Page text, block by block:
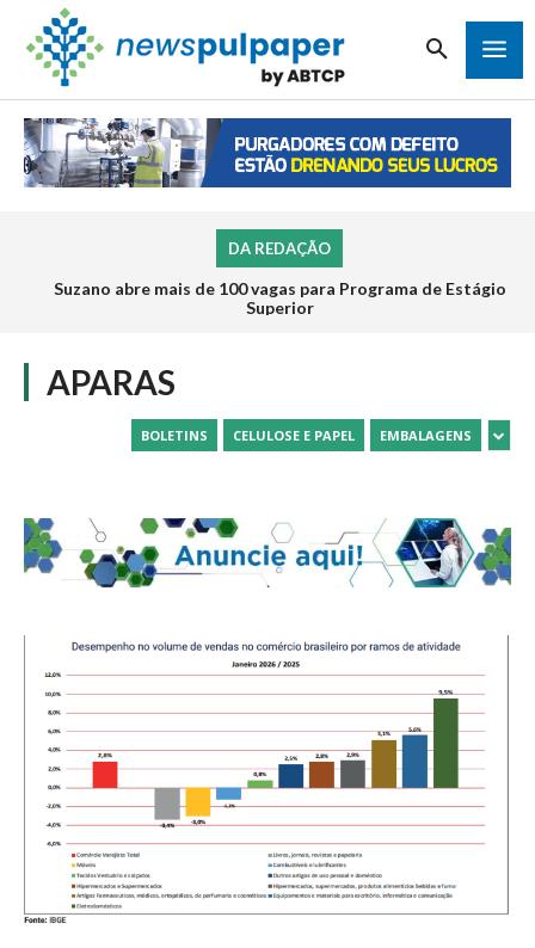
DA REDAÇÃO
Suzano abre mais de 100 vagas para Programa de Estágio
Superior
APARAS
BOLETINS CELULOSE E PAPEL EMBALAGENS